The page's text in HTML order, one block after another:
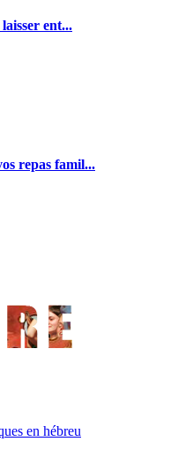
ent...
repas famil...
en hébreu